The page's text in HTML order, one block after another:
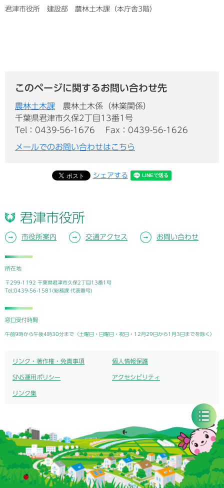
君津市役所 建設部 農林土木課（本庁舎3階）
このページに関するお問い合わせ先
農林土木課
農林土木係（林業関係）
千葉県君津市久保2丁目13番1号
Tel：0439-56-1676
Fax：0439-56-1626
メールでのお問い合わせはこちら
シェアする
君津市役所
市役所案内 交通アクセス お問い合わせ
所在地
〒299-1192 千葉県君津市久保2丁目13番1号
Tel:0439-56-1581(総務課 代表番号)
窓口受付時間
午前9時から午後4時30分まで（土曜日・日曜日・祝日・12月29日から1月3日までを除く）
リンク・著作権・免責事項 個人情報保護
SNS運用ポリシー アクセシビリティ
リンク集